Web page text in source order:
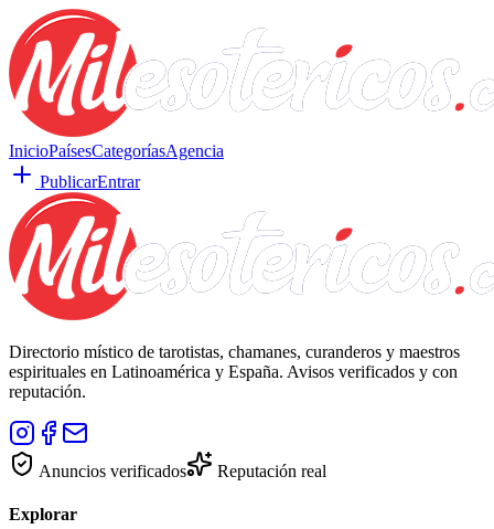
InicioPaísesCategoríasAgencia
PublicarEntrar
Directorio místico de tarotistas, chamanes, curanderos y maestros
espirituales en Latinoamérica y España. Avisos verificados y con
reputación.
Anuncios verificados Reputación real
Explorar